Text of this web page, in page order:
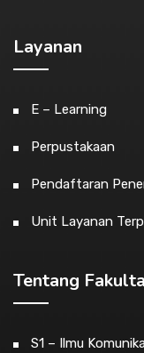
Layanan
E – Learning
Perpustakaan
Pendaftaran
Unit Layanan
Tentang
S1 – Ilmu